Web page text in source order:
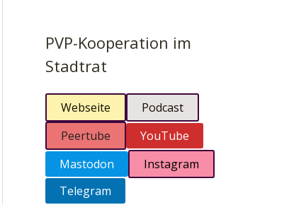
PVP-Kooperation im
Stadtrat
Webseite
Podcast
Peertube
YouTube
Mastodon
Instagram
Telegram